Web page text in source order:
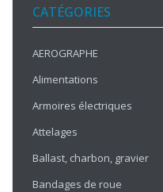
CATÉGORIES
AEROGRAPHE
Alimentations
Armoires électriques
Attelages
Ballast, charbon, gravier
Bandages de roue